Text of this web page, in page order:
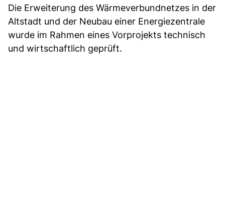
Die Erweiterung des Wärmeverbundnetzes in der
Altstadt und der Neubau einer Energiezentrale
wurde im Rahmen eines Vorprojekts technisch
und wirtschaftlich geprüft.